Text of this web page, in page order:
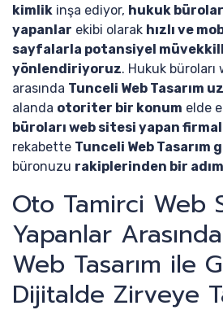
kimlik inşa ediyor, hukuk
yapanlar ekibi olarak hızlı ve
sayfalarla potansiyel
yönlendiriyoruz. Hukuk
arasında Tunceli Web Tasarım
alanda otoriter bir konum elde
büroları web sitesi yapan
rekabette Tunceli Web Tasarım
büronuzu rakiplerinden bir
Oto Tamirci Web
Yapanlar
Web Tasarım ile
Dijitalde Zirveye